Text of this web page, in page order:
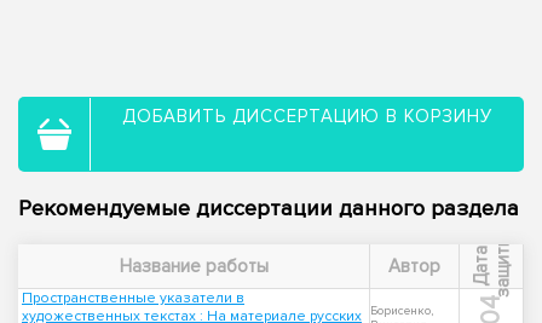
ДОБАВИТЬ ДИССЕРТАЦИЮ В КОРЗИНУ
Рекомендуемые диссертации данного раздела
Название работы Автор Д
а
т
а
з
а
щ
и
т ы
Пространственные указатели в
художественных текстах : На материале русских
Борисенко,